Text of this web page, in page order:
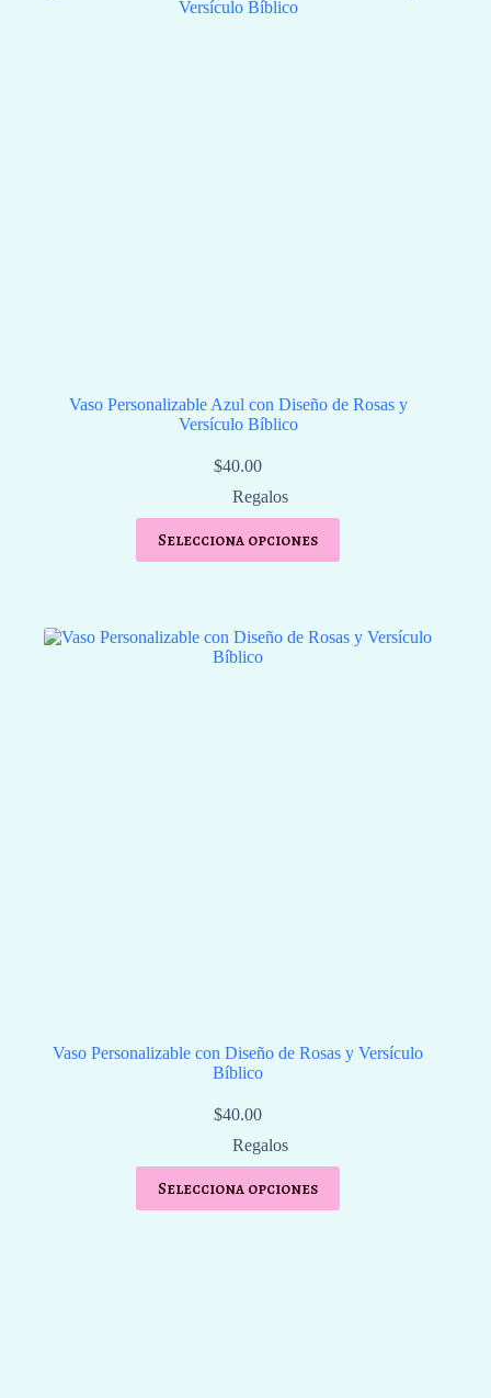
Vaso Personalizable Azul con Diseño de Rosas y
Versículo Bíblico
$40.00
Regalos
Selecciona opciones
Vaso Personalizable con Diseño de Rosas y Versículo
Bíblico
$40.00
Regalos
Selecciona opciones